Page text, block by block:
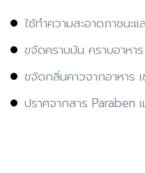
ใช้ทำความสะอาดภาชนะแ
ขจัดคราบมัน คราบอาหาร
ขจัดกลิ่นคาวจากอาหาร เ
ปราศจากสาร Paraben